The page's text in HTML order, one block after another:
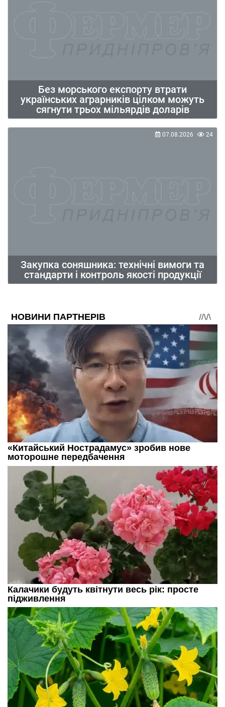
Без морського експорту втрати
українських аграрників цілком можуть
сягнути трьох мільярдів доларів
Закупка соняшника: технічні вимоги та
стандарти і контроль якості продукції
07.08.2026 24